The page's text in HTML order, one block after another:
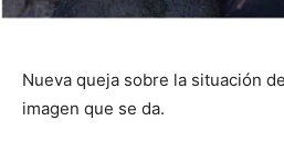
Nueva queja sobre la situación
imagen que se da.